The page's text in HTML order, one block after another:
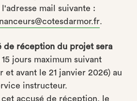
mail suivante :
.
de réception du projet sera
15 jours maximum suivant
et avant le 21 janvier 2026) au
instructeur.
accusé de réception, le